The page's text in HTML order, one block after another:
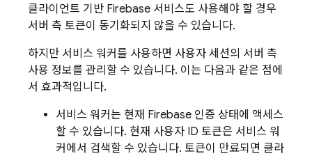
클라이언트 기반 Firebase 서비스도 사용해야 할 경우
서버 측 토큰이 동기화되지 않을 수 있습니다.
하지만 서비스 워커를 사용하면 사용자 세션의 서버 측
사용 정보를 관리할 수 있습니다. 이는 다음과 같은 점에
서 효과적입니다.
서비스 워커는 현재 Firebase 인증 상태에 액세스
할 수 있습니다. 현재 사용자 ID 토큰은 서비스 워
커에서 검색할 수 있습니다. 토큰이 만료되면 클라